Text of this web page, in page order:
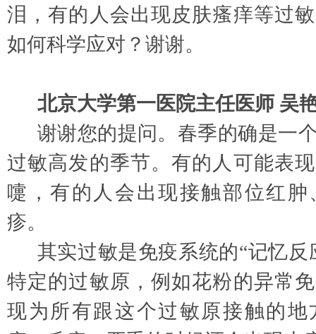
泪，有的人会出现皮肤瘙痒等过
如何科学应对？谢谢。
北京大学第一医院主任医师 吴
谢谢您的提问。春季的确是一
过敏高发的季节。有的人可能表
嚏，有的人会出现接触部位红肿
疹。
其实过敏是免疫系统的“记忆反
特定的过敏原，例如花粉的异常
现为所有跟这个过敏原接触的地